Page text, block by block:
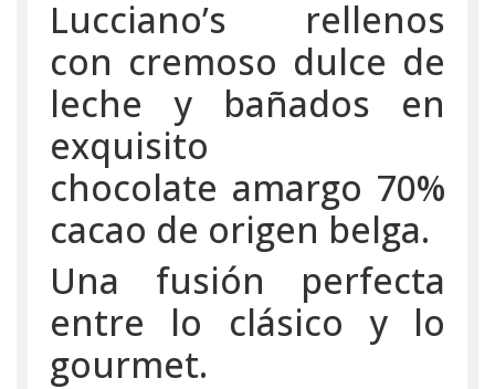
Lucciano’s rellenos
con cremoso dulce de
leche y bañados en
exquisito
chocolate amargo 70%
cacao de origen belga.
Una fusión perfecta
entre lo clásico y lo
gourmet.